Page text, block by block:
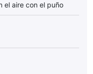
el aire con el puño